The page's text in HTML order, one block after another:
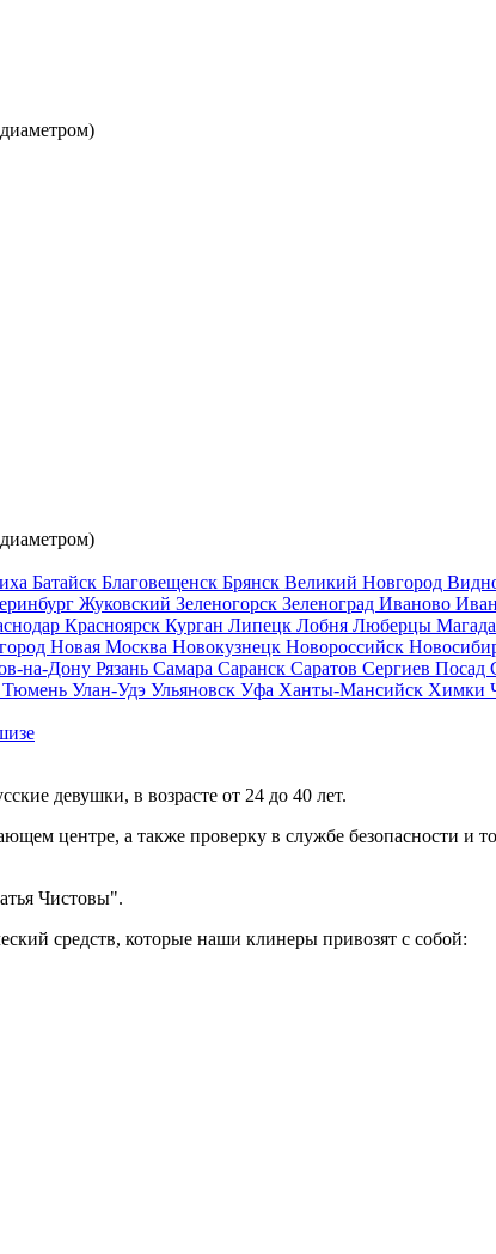
Батайск Благовещенск Брянск Великий Новгород
Жуковский Зеленогорск Зеленоград Иваново
Красноярск Курган Липецк Лобня Люберцы
Новая Москва Новокузнецк Новороссийск
на-Дону Рязань Самара Саранск Саратов Сергиев Посад
Тюмень Улан-Удэ Ульяновск Уфа Ханты-Мансийск Химки
девушки, в возрасте от 24 до 40 лет.
центре, а также проверку в службе безопасности и
Чистовы".
средств, которые наши клинеры привозят с собой: